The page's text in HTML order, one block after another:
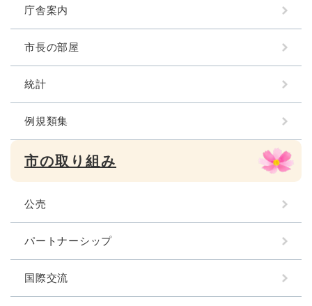
庁舎案内
市長の部屋
統計
例規類集
市の取り組み
公売
パートナーシップ
国際交流